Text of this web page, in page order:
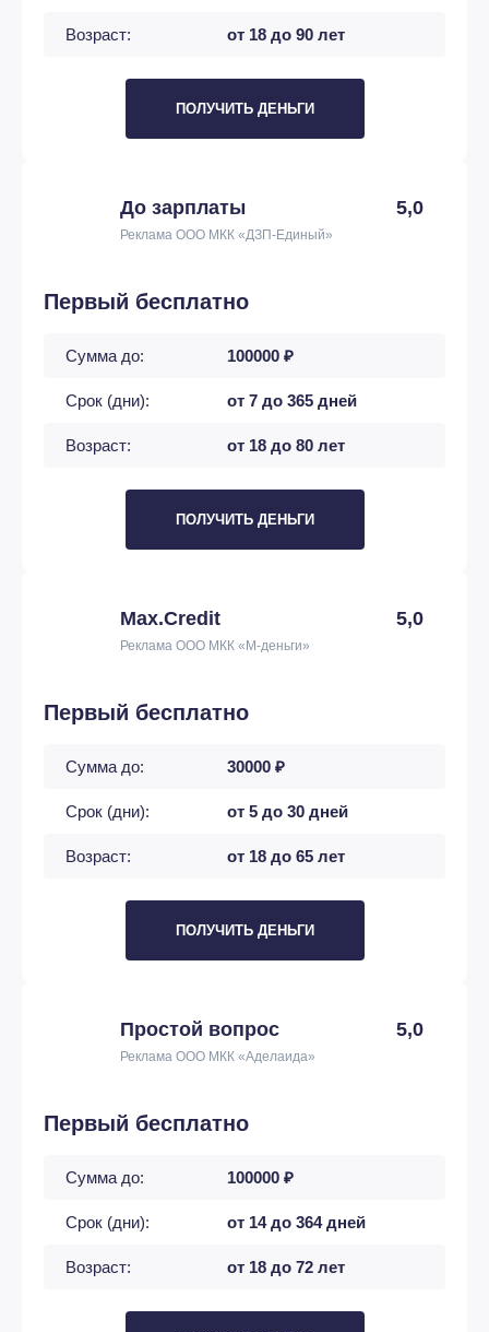
Возраст: от 18 до 90 лет
ПОЛУЧИТЬ ДЕНЬГИ
До зарплаты 5,0
Реклама ООО МКК «ДЗП-Единый»
Первый бесплатно
Сумма до: 100000 ₽
Срок (дни): от 7 до 365 дней
Возраст: от 18 до 80 лет
ПОЛУЧИТЬ ДЕНЬГИ
Max.Credit 5,0
Реклама ООО МКК «М-деньги»
Первый бесплатно
Сумма до: 30000 ₽
Срок (дни): от 5 до 30 дней
Возраст: от 18 до 65 лет
ПОЛУЧИТЬ ДЕНЬГИ
Простой вопрос 5,0
Реклама ООО МКК «Аделаида»
Первый бесплатно
Сумма до: 100000 ₽
Срок (дни): от 14 до 364 дней
Возраст: от 18 до 72 лет